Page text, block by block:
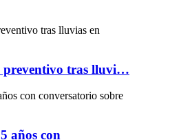
preventivo tras lluvi…
años con